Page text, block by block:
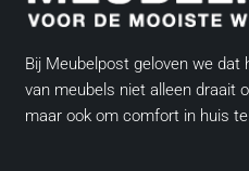
Bij Meubelpost geloven we dat
van meubels niet alleen draait
maar ook om comfort in huis